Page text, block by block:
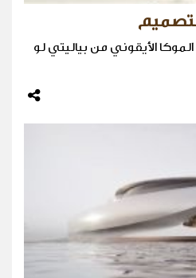
الأيقوني من بياليتي لو